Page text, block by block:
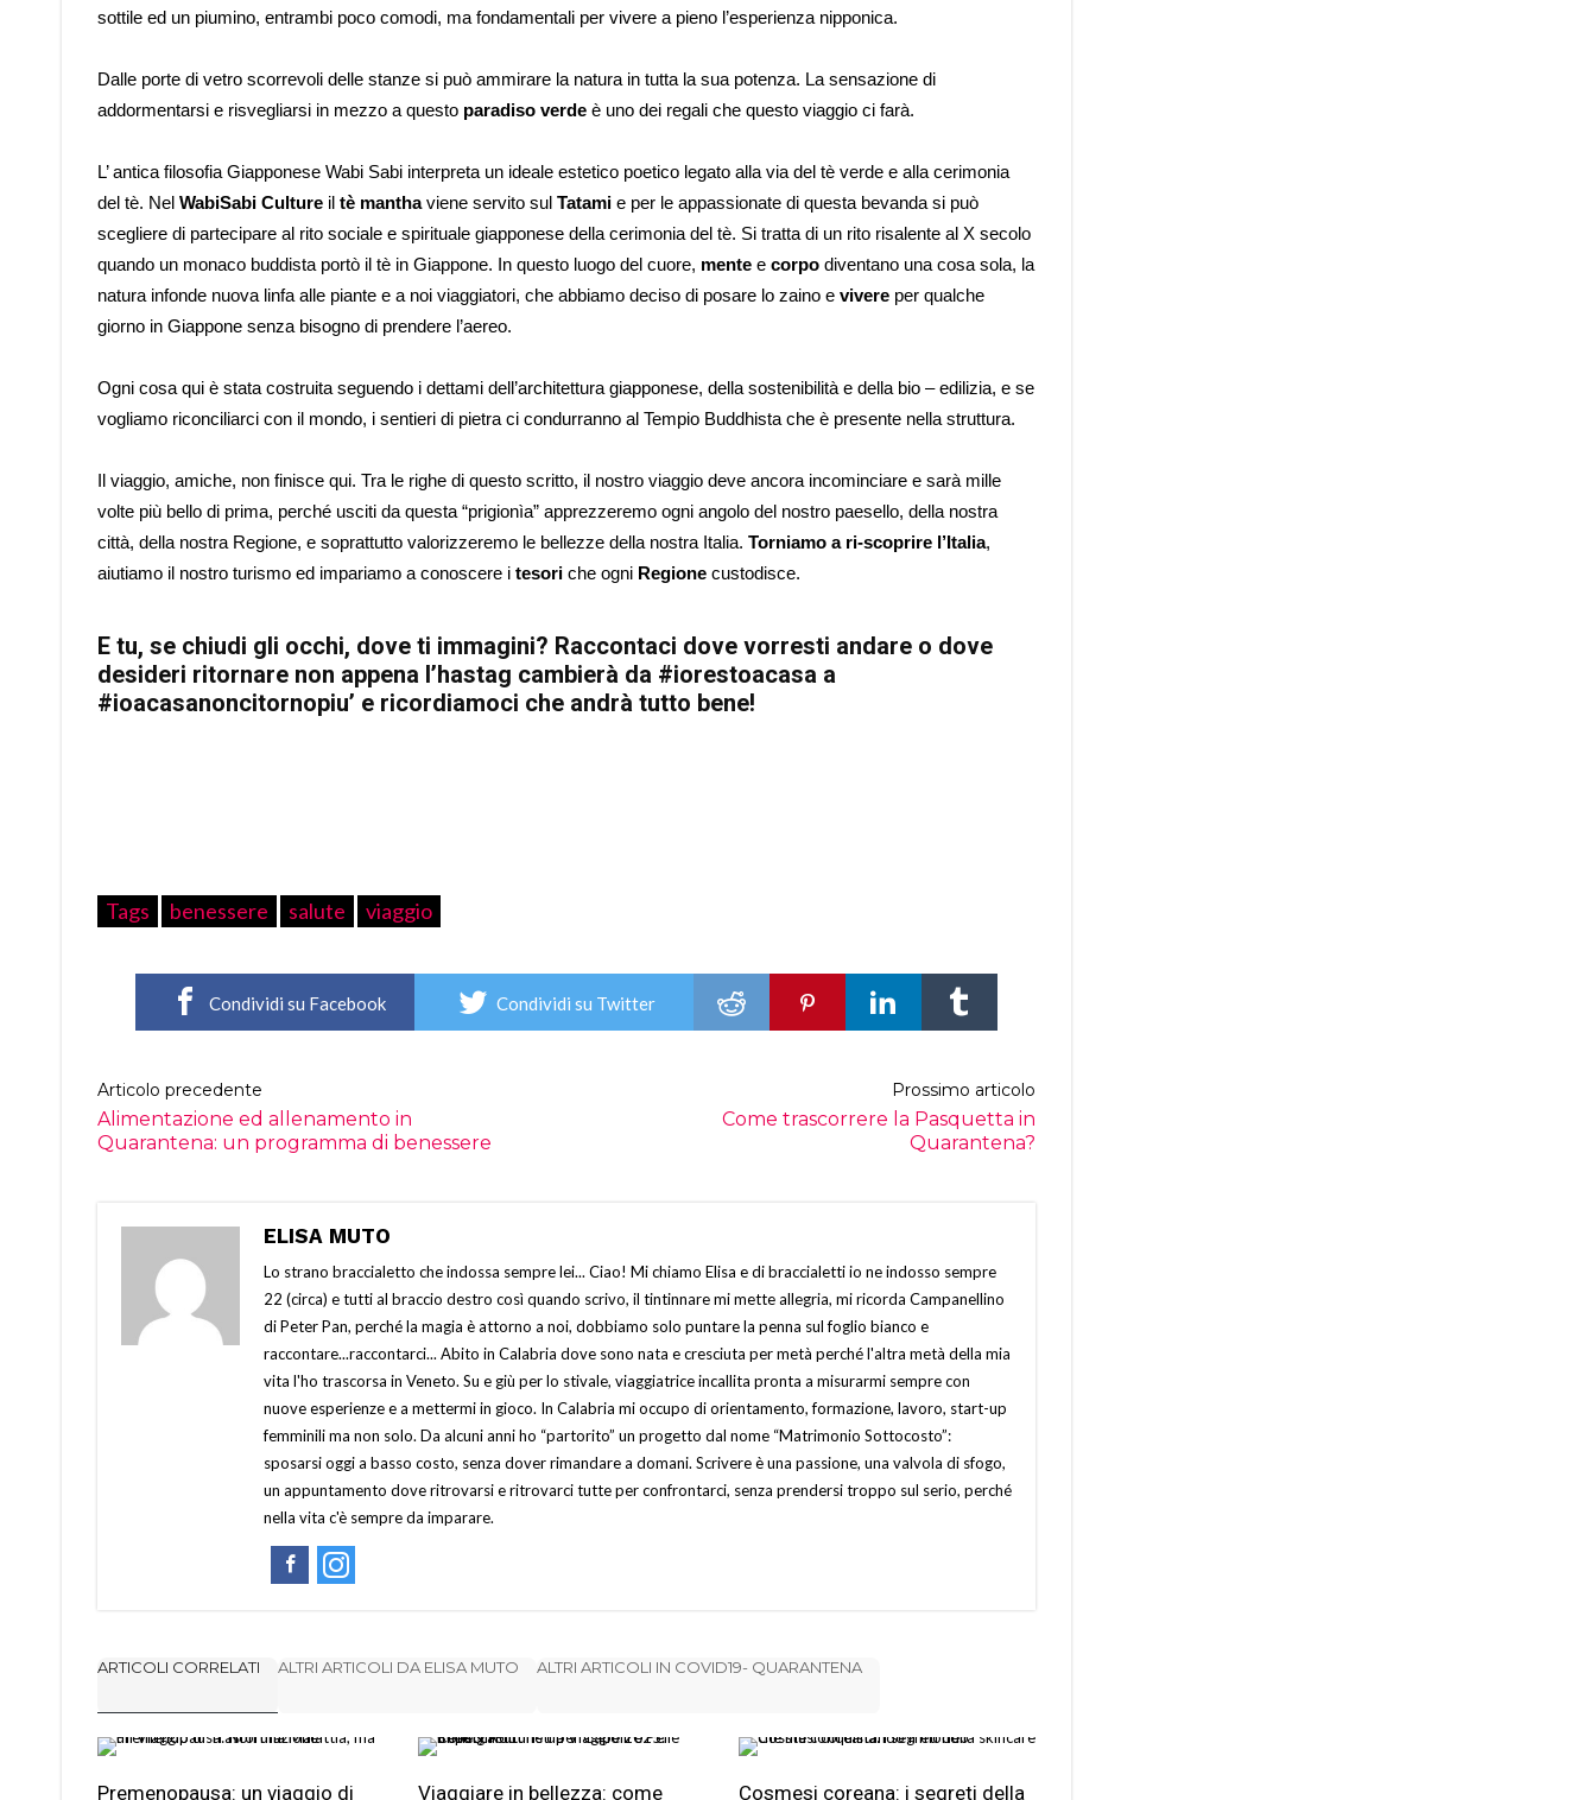
sottile ed un piumino, entrambi poco comodi, ma fondamentali per vivere a pieno l’esperienza nipponica.
Dalle porte di vetro scorrevoli delle stanze si può ammirare la natura in tutta la sua potenza. La sensazione di
addormentarsi e risvegliarsi in mezzo a questo paradiso verde è uno dei regali che questo viaggio ci farà.
L’ antica filosofia Giapponese Wabi Sabi interpreta un ideale estetico poetico legato alla via del tè verde e alla cerimonia
del tè. Nel WabiSabi Culture il tè manthaviene servito sul Tatami e per le appassionate di questa bevanda si può
scegliere di partecipare al rito sociale e spirituale giapponese della cerimonia del tè. Si tratta di un rito risalente al X secolo
quando un monaco buddista portò il tè in Giappone. In questo luogo del cuore, mente e corpo diventano una cosa sola, la
natura infonde nuova linfa alle piante e a noi viaggiatori, che abbiamo deciso di posare lo zaino e vivere per qualche
giorno in Giappone senza bisogno di prendere l’aereo.
Ogni cosa qui è stata costruita seguendo i dettami dell’architettura giapponese, della sostenibilità e della bio – edilizia, e se
vogliamo riconciliarci con il mondo, i sentieri di pietra ci condurranno al Tempio Buddhista che è presente nella struttura.
Il viaggio, amiche, non finisce qui. Tra le righe di questo scritto, il nostro viaggio deve ancora incominciare e sarà mille
volte più bello di prima, perché usciti da questa “prigionìa” apprezzeremo ogni angolo del nostro paesello, della nostra
città, della nostra Regione, e soprattutto valorizzeremo le bellezze della nostra Italia. Torniamo a ri-scoprire l’Italia,
aiutiamo il nostro turismo ed impariamo a conoscere i tesori che ogni Regione custodisce.
E tu, se chiudi gli occhi, dove ti immagini? Raccontaci dove vorresti andare o dove
desideri ritornare non appena l’hastag cambierà da #iorestoacasa a
#ioacasanoncitornopiu’ e ricordiamoci che andrà tutto bene!
Tags benessere salute viaggio
Condividi su Facebook Condividi su Twitter
Articolo precedente
Alimentazione ed allenamento in
Quarantena: un programma di benessere
Prossimo articolo
Come trascorrere la Pasquetta in
Quarantena?
ELISA MUTO
Lo strano braccialetto che indossa sempre lei... Ciao! Mi chiamo Elisa e di braccialetti io ne indosso sempre
22 (circa) e tutti al braccio destro così quando scrivo, il tintinnare mi mette allegria, mi ricorda Campanellino
di Peter Pan, perché la magia è attorno a noi, dobbiamo solo puntare la penna sul foglio bianco e
raccontare...raccontarci... Abito in Calabria dove sono nata e cresciuta per metà perché l'altra metà della mia
vita l'ho trascorsa in Veneto. Su e giù per lo stivale, viaggiatrice incallita pronta a misurarmi sempre con
nuove esperienze e a mettermi in gioco. In Calabria mi occupo di orientamento, formazione, lavoro, start-up
femminili ma non solo. Da alcuni anni ho “partorito” un progetto dal nome “Matrimonio Sottocosto”:
sposarsi oggi a basso costo, senza dover rimandare a domani. Scrivere è una passione, una valvola di sfogo,
un appuntamento dove ritrovarsi e ritrovarci tutte per confrontarci, senza prendersi troppo sul serio, perché
nella vita c'è sempre da imparare.
ARTICOLI CORRELATI ALTRI ARTICOLI DA ELISA MUTO ALTRI ARTICOLI IN COVID19- QUARANTENA
Premenopausa: un viaggio di Viaggiare in bellezza: come Cosmesi coreana: i segreti della